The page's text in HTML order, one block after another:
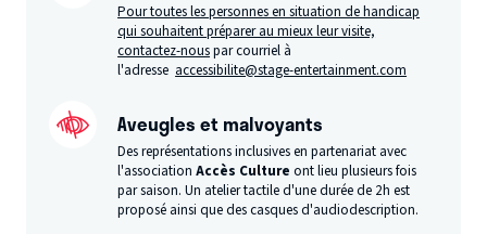
Pour toutes les personnes en situation de handicap
qui souhaitent préparer au mieux leur visite,
contactez-nouspar courriel à
l'adresse accessibilite@stage-entertainment.com
Aveugles et malvoyants
Des représentations inclusives en partenariat avec
l'associationAccès Culture ont lieu plusieurs fois
par saison. Un atelier tactile d'une durée de 2h est
proposé ainsi que des casquesd'audiodescription.